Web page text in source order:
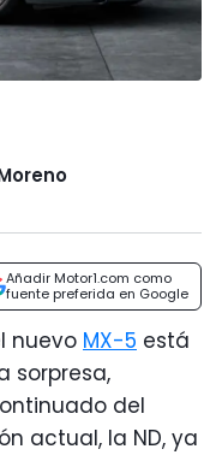
Añadir Motor1.com como
fuente preferida en Google
nuevo MX-5 está
sorpresa,
del
actual, la ND, ya